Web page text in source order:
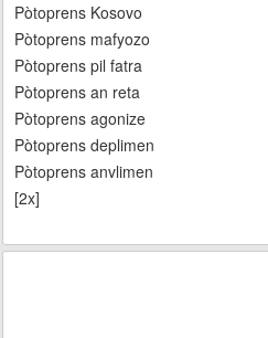
Pòtoprens Kosovo
Pòtoprens mafyozo
Pòtoprens pil fatra
Pòtoprens an reta
Pòtoprens agonize
Pòtoprens deplimen
Pòtoprens anvlimen
[2x]